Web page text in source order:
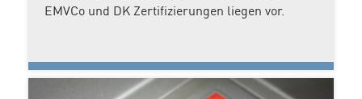
EMVCo und DK Zertifizierungen liegen vor.